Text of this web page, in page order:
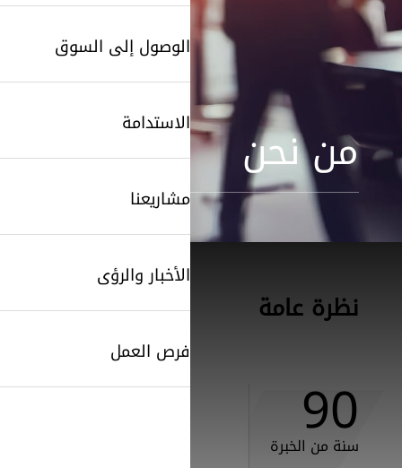
الوصول إلى السوق
الاستدامة
مشاريعنا
الأخبار والرؤى
فرص العمل
من نحن
نظرة عامة
90
سنة من الخبرة